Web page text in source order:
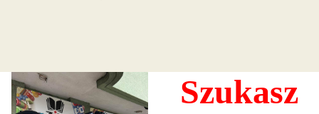
Szukasz